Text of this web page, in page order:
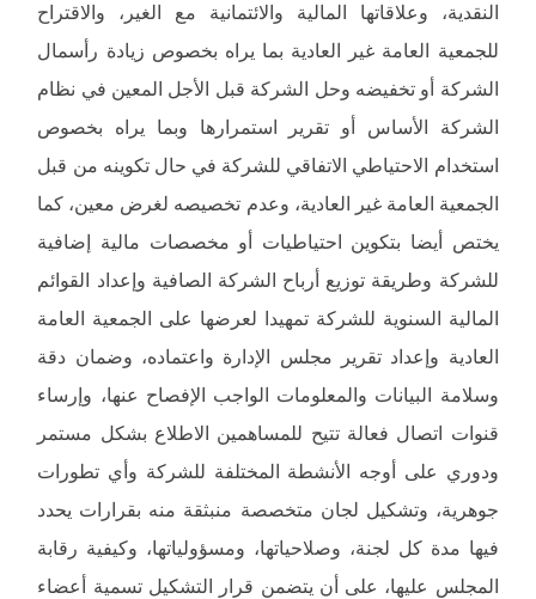
النقدية، وعلاقاتها المالية والائتمانية مع الغير، والاقتراح
للجمعية العامة غير العادية بما يراه بخصوص زيادة رأسمال
الشركة أو تخفيضه وحل الشركة قبل الأجل المعين في نظام
الشركة الأساس أو تقرير استمرارها وبما يراه بخصوص
استخدام الاحتياطي الاتفاقي للشركة في حال تكوينه من قبل
الجمعية العامة غير العادية، وعدم تخصيصه لغرض معين، كما
يختص أيضا بتكوين احتياطيات أو مخصصات مالية إضافية
للشركة وطريقة توزيع أرباح الشركة الصافية وإعداد القوائم
المالية السنوية للشركة تمهيدا لعرضها على الجمعية العامة
العادية وإعداد تقرير مجلس الإدارة واعتماده، وضمان دقة
وسلامة البيانات والمعلومات الواجب الإفصاح عنها، وإرساء
قنوات اتصال فعالة تتيح للمساهمين الاطلاع بشكل مستمر
ودوري على أوجه الأنشطة المختلفة للشركة وأي تطورات
جوهرية، وتشكيل لجان متخصصة منبثقة منه بقرارات يحدد
فيها مدة كل لجنة، وصلاحياتها، ومسؤولياتها، وكيفية رقابة
المجلس عليها، على أن يتضمن قرار التشكيل تسمية أعضاء